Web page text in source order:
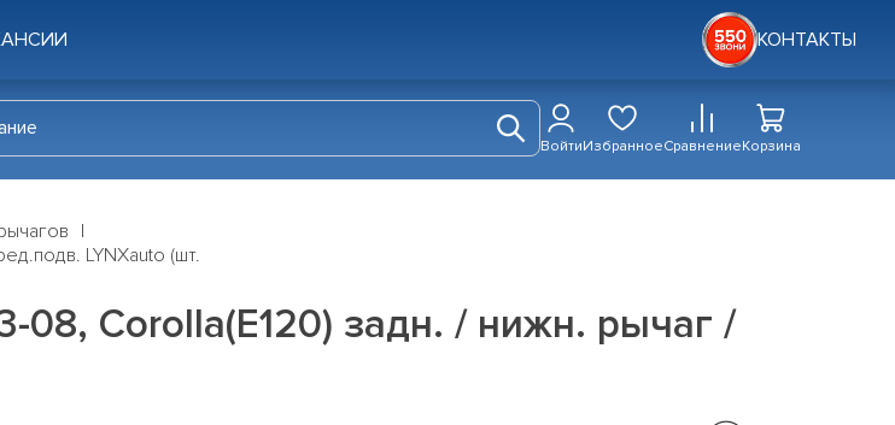
КОНТАКТЫ
ВойтиИзбранноеСравнениеКорзина
LYNXauto (шт.
08, Corolla(E120) задн. / нижн. рычаг /